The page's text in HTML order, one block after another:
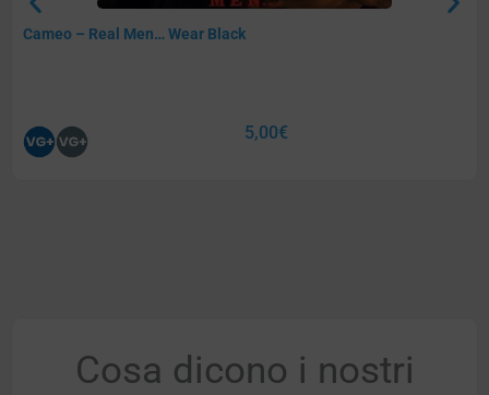
Cameo – Real Men… Wear Black
5,00€
Cosa dicono i nostri